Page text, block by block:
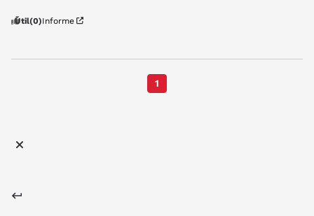
Útil(0)Informe
1